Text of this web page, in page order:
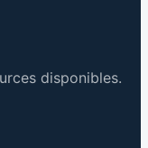
disponibles.